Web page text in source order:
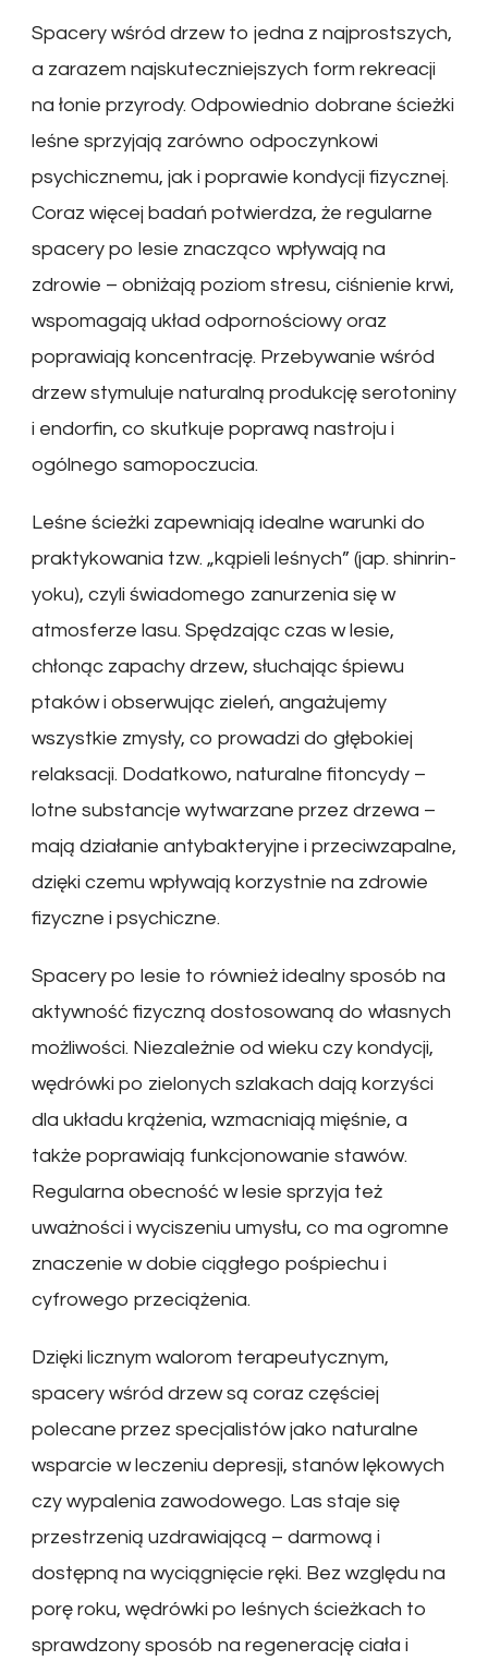
Spacery wśród drzew to jedna z najprostszych,
a zarazem najskuteczniejszych form rekreacji
na łonie przyrody. Odpowiednio dobrane ścieżki
leśne sprzyjają zarówno odpoczynkowi
psychicznemu, jak i poprawie kondycji fizycznej.
Coraz więcej badań potwierdza, że regularne
spacery po lesie znacząco wpływają na
zdrowie – obniżają poziom stresu, ciśnienie krwi,
wspomagają układ odpornościowy oraz
poprawiają koncentrację. Przebywanie wśród
drzew stymuluje naturalną produkcję serotoniny
i endorfin, co skutkuje poprawą nastroju i
ogólnego samopoczucia.
Leśne ścieżki zapewniają idealne warunki do
praktykowania tzw. „kąpieli leśnych” (jap. shinrin-
yoku), czyli świadomego zanurzenia się w
atmosferze lasu. Spędzając czas w lesie,
chłonąc zapachy drzew, słuchając śpiewu
ptaków i obserwując zieleń, angażujemy
wszystkie zmysły, co prowadzi do głębokiej
relaksacji. Dodatkowo, naturalne fitoncydy –
lotne substancje wytwarzane przez drzewa –
mają działanie antybakteryjne i przeciwzapalne,
dzięki czemu wpływają korzystnie na zdrowie
fizyczne i psychiczne.
Spacery po lesie to również idealny sposób na
aktywność fizyczną dostosowaną do własnych
możliwości. Niezależnie od wieku czy kondycji,
wędrówki po zielonych szlakach dają korzyści
dla układu krążenia, wzmacniają mięśnie, a
także poprawiają funkcjonowanie stawów.
Regularna obecność w lesie sprzyja też
uważności i wyciszeniu umysłu, co ma ogromne
znaczenie w dobie ciągłego pośpiechu i
cyfrowego przeciążenia.
Dzięki licznym walorom terapeutycznym,
spacery wśród drzew są coraz częściej
polecane przez specjalistów jako naturalne
wsparcie w leczeniu depresji, stanów lękowych
czy wypalenia zawodowego. Las staje się
przestrzenią uzdrawiającą – darmową i
dostępną na wyciągnięcie ręki. Bez względu na
porę roku, wędrówki po leśnych ścieżkach to
sprawdzony sposób na regenerację ciała i